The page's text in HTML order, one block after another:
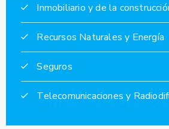
Inmobiliario y de la
Recursos Naturales y Energía
Seguros
Telecomunicaciones y